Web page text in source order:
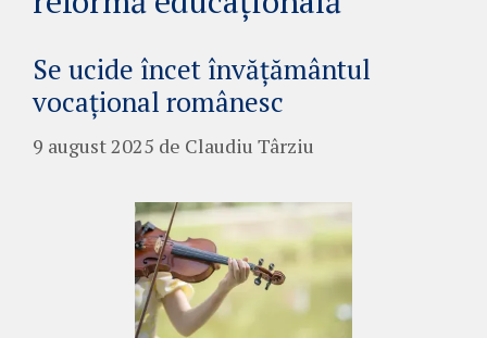
Se ucide încet învățământul
vocațional românesc
9 august 2025 de Claudiu Târziu